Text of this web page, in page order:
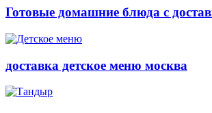
Готовые домашние блюда с
доставка детское меню москва